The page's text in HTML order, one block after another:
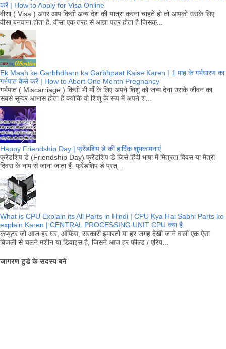
करें | How to Apply for Visa Online
वीसा ( Visa ) अगर आप किसी अन्य देश की यात्रा करना चाहते हो तो आपको उसके लिए
वीसा बनवाना होता है. वीसा एक तरह से आज्ञा पत्र होता है जिसक...
Ek Maah ke Garbhdharn ka Garbhpaat Kaise Karen | 1 माह के गर्भधारण का
गर्भपात कैसे करें | How to Abort One Month Pregnancy
गर्भपात ( Miscarriage ) किसी भी माँ के लिए अपने शिशु को जन्म देना उसके जीवन का
सबसे सुन्दर आभास होता है क्योकि वो शिशु के रूप में अपने श...
Happy Friendship Day | फ्रेंडशिप डे की हार्दिक शुभकामनाएं
फ्रेंडशिप डे (Friendship Day) फ्रेंडशिप डे जिसे हिंदी भाषा में मित्रता दिवस या मैत्री
दिवस के नाम से जाना जाता हैं. फ्रेंडशिप डे प्रत्...
What is CPU Explain its All Parts in Hindi | CPU Kya Hai Sabhi Parts ko
explain Karen | CENTRAL PROCESSING UNIT CPU क्या है
कंप्यूटर जो आज हर घर, ऑफिस, सरकारी इमारतों या हर जगह देखी जाने वाली एक ऐसा
बिजली से चलने मशीन या डिवाइस है, जिसने आज हर फील्ड / एरिय...
जागरण टुडे के सदस्य बनें